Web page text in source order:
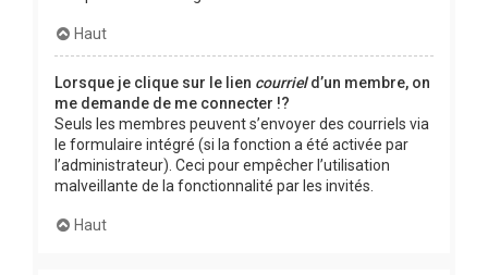
Haut
Lorsque je clique sur le lien courrield’un membre, on
me demande de me connecter !?
Seuls les membres peuvent s’envoyer des courriels via
le formulaire intégré (si la fonction a été activée par
l’administrateur). Ceci pour empêcher l’utilisation
malveillante de la fonctionnalité par les invités.
Haut